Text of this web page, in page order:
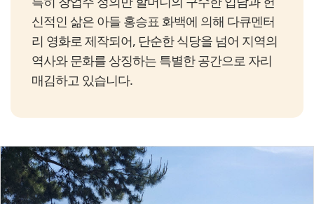
신적인 삶은 아들 홍승표 화백에 의해 다큐멘터
리 영화로 제작되어, 단순한 식당을 넘어 지역의
역사와 문화를 상징하는 특별한 공간으로 자리
매김하고 있습니다.